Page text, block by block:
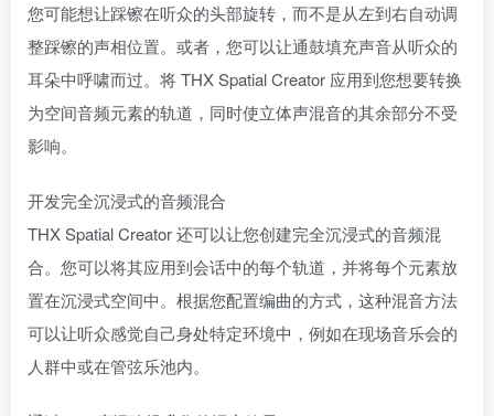
您可能想让踩镲在听众的头部旋转，而不是从左到右自动调
整踩镲的声相位置。或者，您可以让通鼓填充声音从听众的
耳朵中呼啸而过。将 THX Spatial Creator 应用到您想要转换
为空间音频元素的轨道，同时使立体声混音的其余部分不受
影响。
开发完全沉浸式的音频混合
THX Spatial Creator 还可以让您创建完全沉浸式的音频混
合。您可以将其应用到会话中的每个轨道，并将每个元素放
置在沉浸式空间中。根据您配置编曲的方式，这种混音方法
可以让听众感觉自己身处特定环境中，例如在现场音乐会的
人群中或在管弦乐池内。